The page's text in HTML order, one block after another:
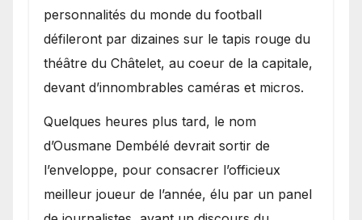
personnalités du monde du football
défileront par dizaines sur le tapis rouge du
théâtre du Châtelet, au coeur de la capitale,
devant d’innombrables caméras et micros.
Quelques heures plus tard, le nom
d’Ousmane Dembélé devrait sortir de
l’enveloppe, pour consacrer l’officieux
meilleur joueur de l’année, élu par un panel